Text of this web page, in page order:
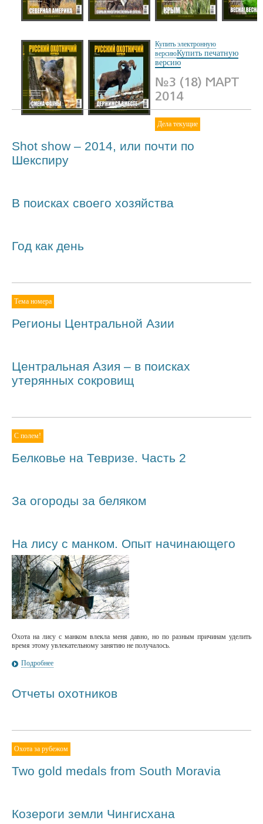
Купить электронную
версиюКупить печатную
версию
№3 (18) МАРТ
2014
Дела текущие
Shot show – 2014, или почти по
Шекспиру
В поисках своего хозяйства
Год как день
Тема номера
Регионы Центральной Азии
Центральная Азия – в поисках
утерянных сокровищ
С полем!
Белковье на Тевризе. Часть 2
За огороды за беляком
На лису с манком. Опыт начинающего
Охота на лису с манком влекла меня давно, но по разным причинам уделить
время этому увлекательному занятию не получалось.
Подробнее
Отчеты охотников
Охота за рубежом
Two gold medals from South Moravia
Козероги земли Чингисхана